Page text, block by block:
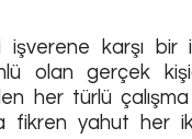
karşı bir
olan gerçek
her türlü
fikren yahut her